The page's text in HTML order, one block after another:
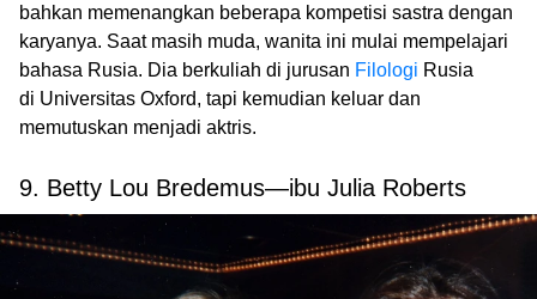
bahkan memenangkan beberapa kompetisi sastra dengan
karyanya. Saat masih muda, wanita ini mulai mempelajari
bahasa Rusia. Dia berkuliah di jurusan Filologi Rusia
di Universitas Oxford, tapi kemudian keluar dan
memutuskan menjadi aktris.
9. Betty Lou Bredemus—ibu Julia Roberts